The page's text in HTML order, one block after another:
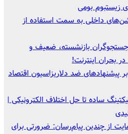
زیستبوم بومی
داخلی به سمت استفاده از
جستجوگران بازنشسته، ضعیف و
بحران اینترنت!
پیشنهادهای ضد دلاریزاسیون اقتصاد
ساده تا حل اختلاف الکترونیکی |
از چندین پیام‌رسان: ضرورتی برای